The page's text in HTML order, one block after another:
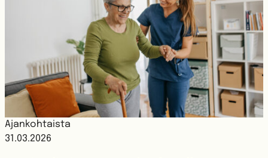
Ajankohtaista
31.03.2026